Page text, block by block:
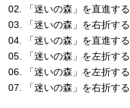
「迷いの森」を直進す
「迷いの森」を右折す
「迷いの森」を直進す
「迷いの森」を左折す
「迷いの森」を左折す
「迷いの森」を右折す